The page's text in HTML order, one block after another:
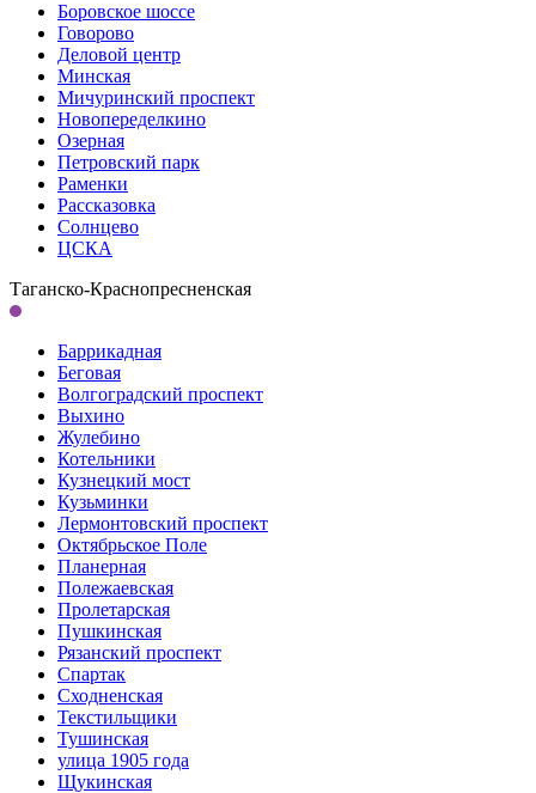
Боровское шоссе
Говорово
Деловой центр
Минская
Мичуринский проспект
Новопеределкино
Озерная
Петровский парк
Раменки
Рассказовка
Солнцево
ЦСКА
Таганско-Краснопресненская
Баррикадная
Беговая
Волгоградский проспект
Выхино
Жулебино
Котельники
Кузнецкий мост
Кузьминки
Лермонтовский проспект
Октябрьское Поле
Планерная
Полежаевская
Пролетарская
Пушкинская
Рязанский проспект
Спартак
Сходненская
Текстильщики
Тушинская
улица 1905 года
Щукинская